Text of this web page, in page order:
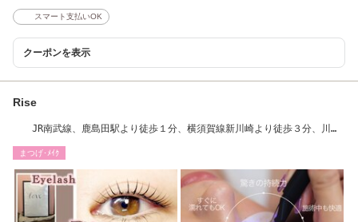
スマート支払いOK
クーポンを表示
Rise
JR南武線、鹿島田駅より徒歩１分、横須賀線新川崎より徒歩３分、川崎
まつげ･ﾒｲｸ